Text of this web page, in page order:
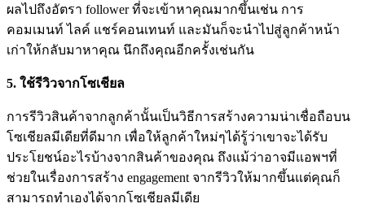
ผลไปถึงอัตรา follower ที่จะเข้าหาคุณมากขึ้นเช่น การ
คอมเมนท์ ไลค์ แชร์คอนเทนท์ และมันก็จะนำไปสู่ลูกค้าหน้า
เก่าให้กลับมาหาคุณ นึกถึงคุณอีกครั้งเช่นกัน
5. ใช้รีวิวจากโซเชียล
การรีวิวสินค้าจากลูกค้านั้นเป็นวิธีการสร้างความน่าเชื่อถือบน
โซเชียลมีเดียที่ดีมาก เพื่อให้ลูกค้าใหม่ๆได้รู้ว่าเขาจะได้รับ
ประโยชน์อะไรบ้างจากสินค้าของคุณ ถึงแม้ว่าอาจมีแอพฯที่
ช่วยในเรื่องการสร้าง engagement จากรีวิวให้มากขึ้นแต่คุณก็
สามารถทำเองได้จากโซเชียลมีเดีย